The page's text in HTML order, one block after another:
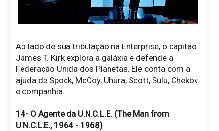
Ao lado de sua tribulação na Enterprise, o capitão
James T. Kirk explora a galáxia e defende a
Federação Unida dos Planetas. Ele conta com a
ajuda de Spock, McCoy, Uhura, Scott, Sulu, Chekov
e companhia.
14- O Agente da U.N.C.L.E. (The Man from
U.N.C.L.E., 1964 - 1968)